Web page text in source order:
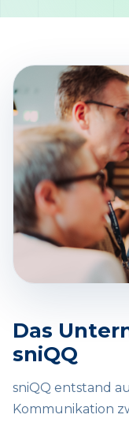
Das
sniQQ
sniQQ entstand
Kommunikation